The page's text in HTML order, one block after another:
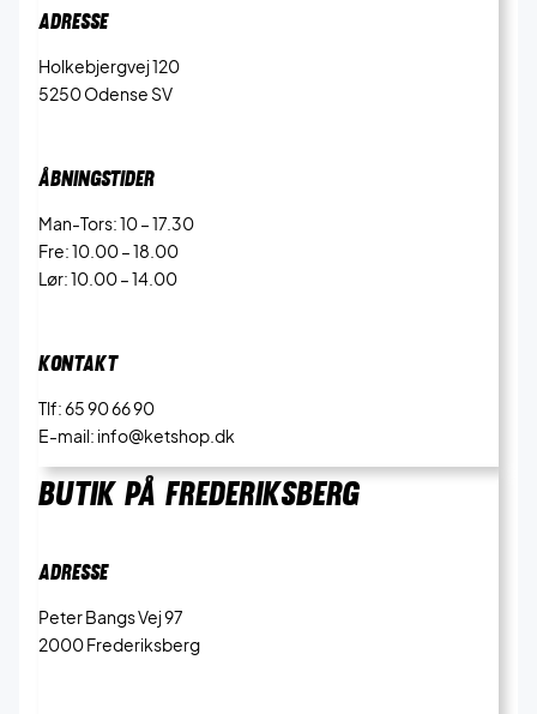
ADRESSE
Holkebjergvej 120
5250 Odense SV
ÅBNINGSTIDER
Man-Tors: 10 – 17.30
Fre: 10.00 – 18.00
Lør: 10.00 – 14.00
KONTAKT
Tlf: 65 90 66 90
E-mail: info@ketshop.dk
BUTIK PÅ FREDERIKSBERG
ADRESSE
Peter Bangs Vej 97
2000 Frederiksberg